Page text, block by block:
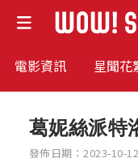
電影資訊 星聞花
葛妮絲派特
發佈日期：2023-10-12